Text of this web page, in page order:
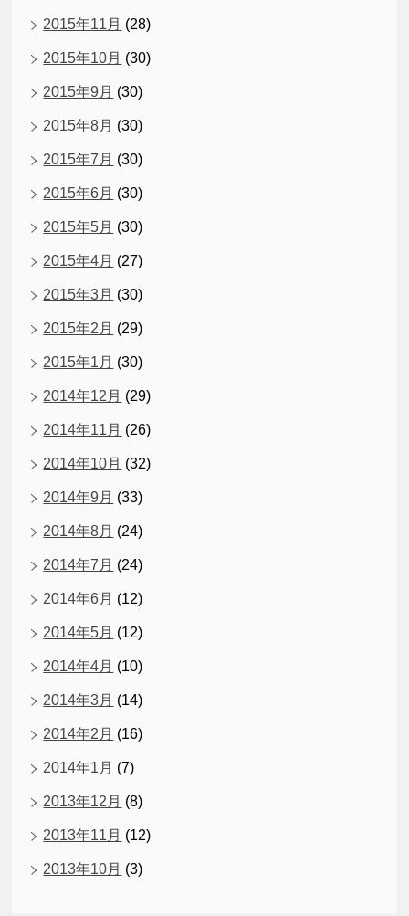
2015年11月 (28)
2015年10月 (30)
2015年9月 (30)
2015年8月 (30)
2015年7月 (30)
2015年6月 (30)
2015年5月 (30)
2015年4月 (27)
2015年3月 (30)
2015年2月 (29)
2015年1月 (30)
2014年12月 (29)
2014年11月 (26)
2014年10月 (32)
2014年9月 (33)
2014年8月 (24)
2014年7月 (24)
2014年6月 (12)
2014年5月 (12)
2014年4月 (10)
2014年3月 (14)
2014年2月 (16)
2014年1月 (7)
2013年12月 (8)
2013年11月 (12)
2013年10月 (3)